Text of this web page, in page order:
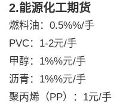
2.能源化工期货
燃料油：0.5%%/手
PVC：1-2元/手
甲醇：1%%元/手
沥青：1%%元/手
聚丙烯（PP）：1元/手